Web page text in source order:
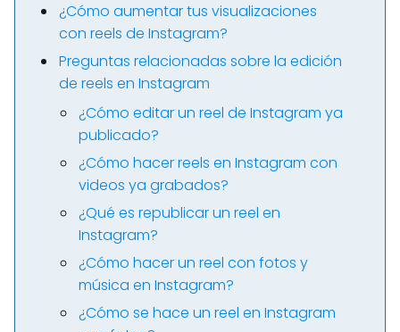
¿Cómo aumentar tus visualizaciones
con reels de Instagram?
Preguntas relacionadas sobre la edición
de reels en Instagram
¿Cómo editar un reel de Instagram ya
publicado?
¿Cómo hacer reels en Instagram con
videos ya grabados?
¿Qué es republicar un reel en
Instagram?
¿Cómo hacer un reel con fotos y
música en Instagram?
¿Cómo se hace un reel en Instagram